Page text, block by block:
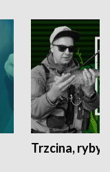
Trzcina, ryby